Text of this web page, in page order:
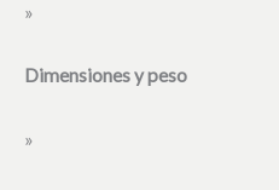
»
Dimensiones y peso
»